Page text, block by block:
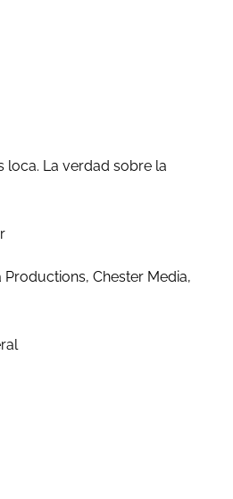
loca. La verdad sobre la
Productions, Chester Media,